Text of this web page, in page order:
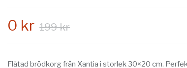
0 kr 199 kr
Flätad brödkorg från Xantia i storlek 30×20 cm.